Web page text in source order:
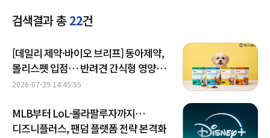
검색결과 총22건
[데일리 제약·바이오 브리프] ​​​​​​​동아제약,
몰리스펫 입점… 반려견 간식형 영양제
선봬 外
2026-07-29 14:45:55
MLB부터 LoL·롤라팔루자까지…
디즈니플러스, 팬덤 플랫폼 전략 본격화